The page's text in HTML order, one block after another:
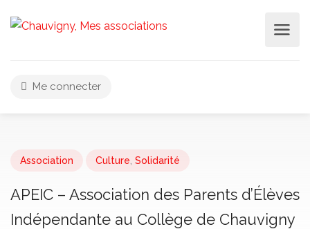
Me connecter
Association Culture Solidarité
APEIC – Association des Parents d’Élèves
Indépendante au Collège de Chauvigny